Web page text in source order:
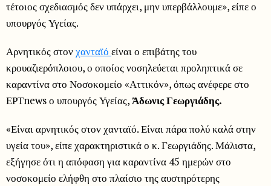
τέτοιος σχεδιασμός δεν υπάρχει, μην υπερβάλλουμε», είπε ο
υπουργός Υγείας.
Αρνητικός στονχανταϊό είναι ο επιβάτης του
κρουαζιερόπλοιου, ο οποίος νοσηλεύεται προληπτικά σε
καραντίνα στο Νοσοκομείο «Αττικόν», όπως ανέφερε στο
ΕΡΤnews ο υπουργός Υγείας,Άδωνις Γεωργιάδης.
«Είναι αρνητικός στον χανταϊό. Είναι πάρα πολύ καλά στην
υγεία του», είπε χαρακτηριστικά ο κ. Γεωργιάδης. Μάλιστα,
εξήγησε ότι η απόφαση για καραντίνα 45 ημερών στο
νοσοκομείο ελήφθη στο πλαίσιο της αυστηρότερης